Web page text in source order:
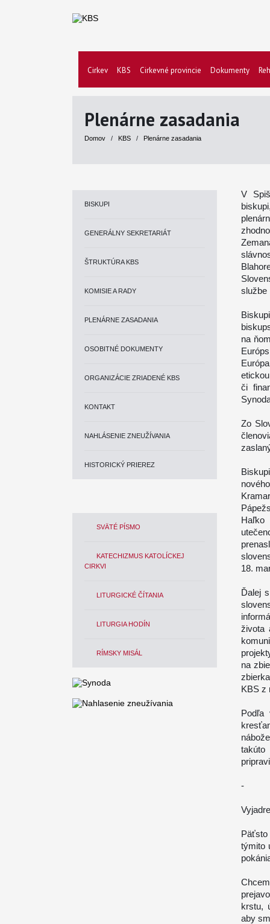
Cirkev KBS Cirkevné provincie Dokumenty
Plenárne zasadania
Domov / KBS / Plenárne zasadania
BISKUPI
GENERÁLNY SEKRETARIÁT
ŠTRUKTÚRA KBS
KOMISIE A RADY
PLENÁRNE ZASADANIA
OSOBITNÉ DOKUMENTY
ORGANIZÁCIE ZRIADENÉ KBS
KONTAKT
NAHLÁSENIE ZNEUŽÍVANIA
HISTORICKÝ PRIEREZ
SVÄTÉ PÍSMO
KATECHIZMUS KATOLÍCKEJ
CIRKVI
LITURGICKÉ ČÍTANIA
LITURGIA HODÍN
RÍMSKY MISÁL
V
službe
na
či
Zo
Haľko
18.
Ďalej
života
na
KBS z
Podľa
-
týmito
krstu,
aby